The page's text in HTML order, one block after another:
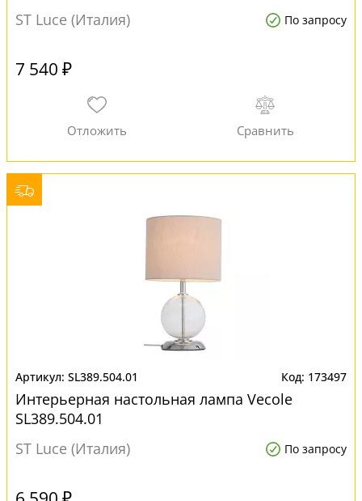
ST Luce (Италия)
По запросу
7 540 ₽
SL389.504.01 173497
Интерьерная настольная лампа Vecolе
SL389.504.01
ST Luce (Италия)
По запросу